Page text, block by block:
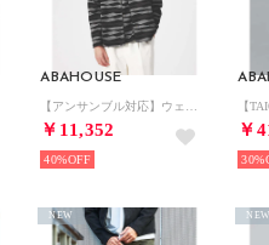
ABAHOUSE
￥11,352
40%
￥
30%
NEW NEW